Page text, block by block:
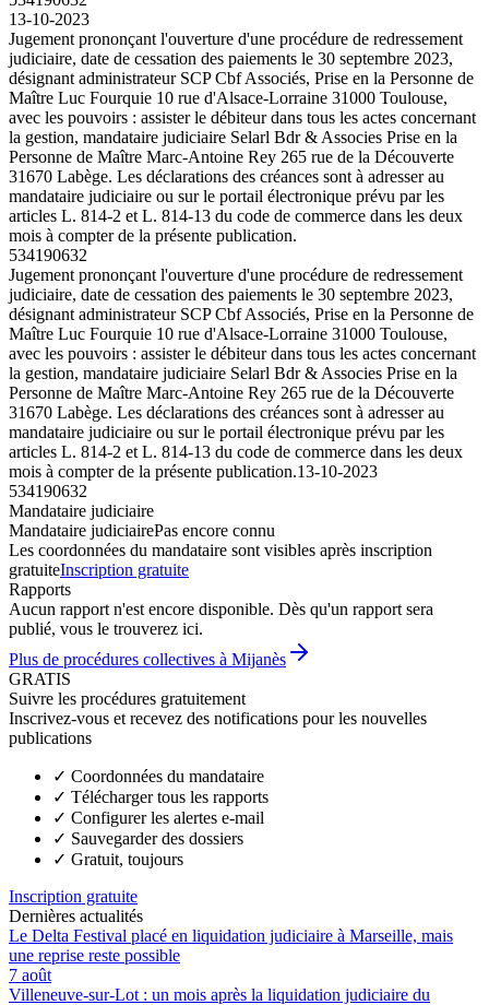
13-10-2023
Jugement prononçant l'ouverture d'une procédure de redressement
judiciaire, date de cessation des paiements le 30 septembre 2023,
désignant administrateur SCP Cbf Associés, Prise en la Personne de
Maître Luc Fourquie 10 rue d'Alsace-Lorraine 31000 Toulouse,
avec les pouvoirs : assister le débiteur dans tous les actes concernant
la gestion, mandataire judiciaire Selarl Bdr & Associes Prise en la
Personne de Maître Marc-Antoine Rey 265 rue de la Découverte
31670 Labège. Les déclarations des créances sont à adresser au
mandataire judiciaire ou sur le portail électronique prévu par les
articles L. 814-2 et L. 814-13 du code de commerce dans les deux
mois à compter de la présente publication.
534190632
Jugement prononçant l'ouverture d'une procédure de redressement
judiciaire, date de cessation des paiements le 30 septembre 2023,
désignant administrateur SCP Cbf Associés, Prise en la Personne de
Maître Luc Fourquie 10 rue d'Alsace-Lorraine 31000 Toulouse,
avec les pouvoirs : assister le débiteur dans tous les actes concernant
la gestion, mandataire judiciaire Selarl Bdr & Associes Prise en la
Personne de Maître Marc-Antoine Rey 265 rue de la Découverte
31670 Labège. Les déclarations des créances sont à adresser au
mandataire judiciaire ou sur le portail électronique prévu par les
articles L. 814-2 et L. 814-13 du code de commerce dans les deux
mois à compter de la présente publication.13-10-2023
534190632
Mandataire judiciaire
Mandataire judiciairePas encore connu
Les coordonnées du mandataire sont visibles après inscription
gratuiteInscription gratuite
Rapports
Aucun rapport n'est encore disponible. Dès qu'un rapport sera
publié, vous le trouverez ici.
Plus de procédures collectives à Mijanès
GRATIS
Suivre les procédures gratuitement
Inscrivez-vous et recevez des notifications pour les nouvelles
publications
✓ Coordonnées du mandataire
✓ Télécharger tous les rapports
✓ Configurer les alertes e-mail
✓ Sauvegarder des dossiers
✓ Gratuit, toujours
Inscription gratuite
Dernières actualités
Le Delta Festival placé en liquidation judiciaire à Marseille, mais
une reprise reste possible
7 août
Villeneuve-sur-Lot : un mois après la liquidation judiciaire du